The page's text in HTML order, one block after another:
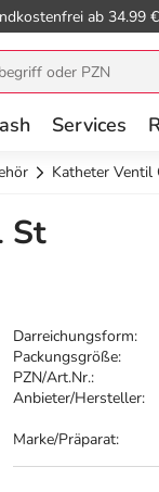
ab 34.99
Services
Katheter Ventil
St
Darreichungsform:
Packungsgröße:
PZN/Art.Nr.:
Anbieter/Hersteller:
Marke/Präparat: